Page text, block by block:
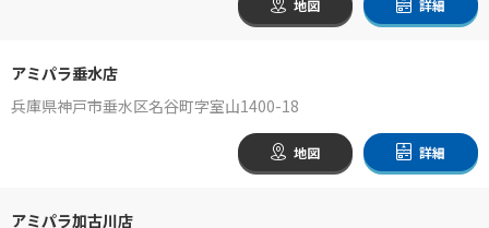
地図 詳細
アミパラ垂水店
兵庫県神戸市垂水区名谷町字室山1400-18
地図 詳細
アミパラ加古川店